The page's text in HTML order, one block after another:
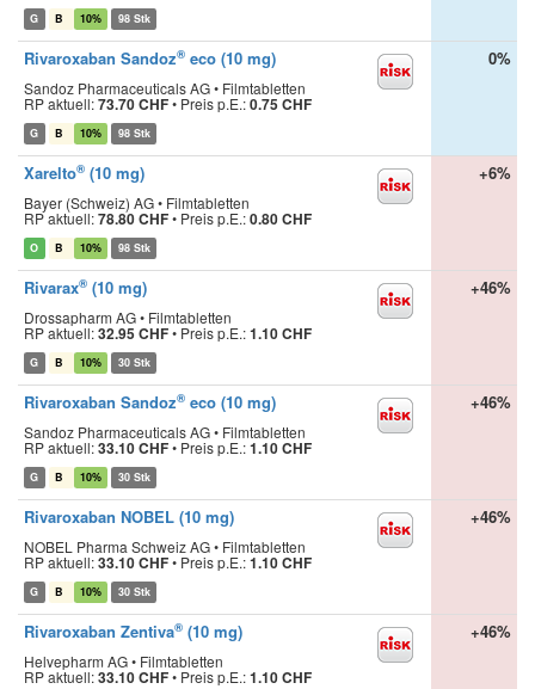
G B 10% 98 Stk
Rivaroxaban Sandoz® eco (10 mg)
Sandoz Pharmaceuticals AG • Filmtabletten
RP aktuell:73.70 CHF• Preis p.E.:0.75 CHF
G B 10% 98 Stk
0%
Xarelto® (10 mg)
Bayer (Schweiz) AG • Filmtabletten
RP aktuell:78.80 CHF• Preis p.E.:0.80 CHF
O B 10% 98 Stk
+6%
Rivarax® (10 mg)
Drossapharm AG • Filmtabletten
RP aktuell:32.95 CHF• Preis p.E.:1.10 CHF
G B 10% 30 Stk
+46%
Rivaroxaban Sandoz® eco (10 mg)
Sandoz Pharmaceuticals AG • Filmtabletten
RP aktuell:33.10 CHF• Preis p.E.:1.10 CHF
G B 10% 30 Stk
+46%
Rivaroxaban NOBEL (10 mg)
NOBEL Pharma Schweiz AG • Filmtabletten
RP aktuell:33.10 CHF• Preis p.E.:1.10 CHF
G B 10% 30 Stk
+46%
Rivaroxaban Zentiva® (10 mg)
Helvepharm AG • Filmtabletten
RP aktuell:33.10 CHF• Preis p.E.:1.10 CHF
+46%